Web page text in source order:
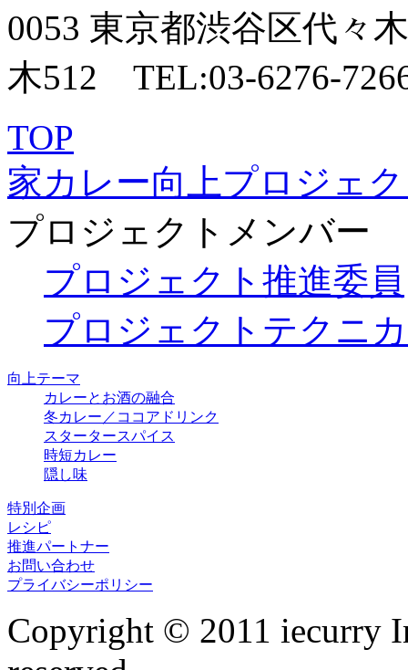
TOP
家カレー向上プロジェ
プロジェクトメンバー
プロジェクト推進委員
プロジェクトテクニ
向上テーマ
カレーとお酒の融合
冬カレー／ココアドリンク
スタータースパイス
時短カレー
隠し味
特別企画
レシピ
推進パートナー
お問い合わせ
プライバシーポリシー
Copyright © 2011 iecurry